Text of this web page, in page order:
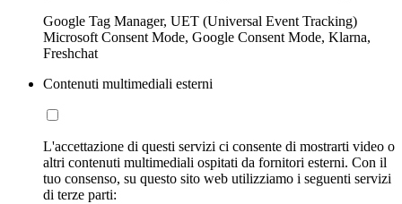
Google Tag Manager, UET (Universal Event Tracking)
Microsoft Consent Mode, Google Consent Mode, Klarna,
Freshchat
Contenuti multimediali esterni
L'accettazione di questi servizi ci consente di mostrarti video o
altri contenuti multimediali ospitati da fornitori esterni. Con il
tuo consenso, su questo sito web utilizziamo i seguenti servizi
di terze parti: